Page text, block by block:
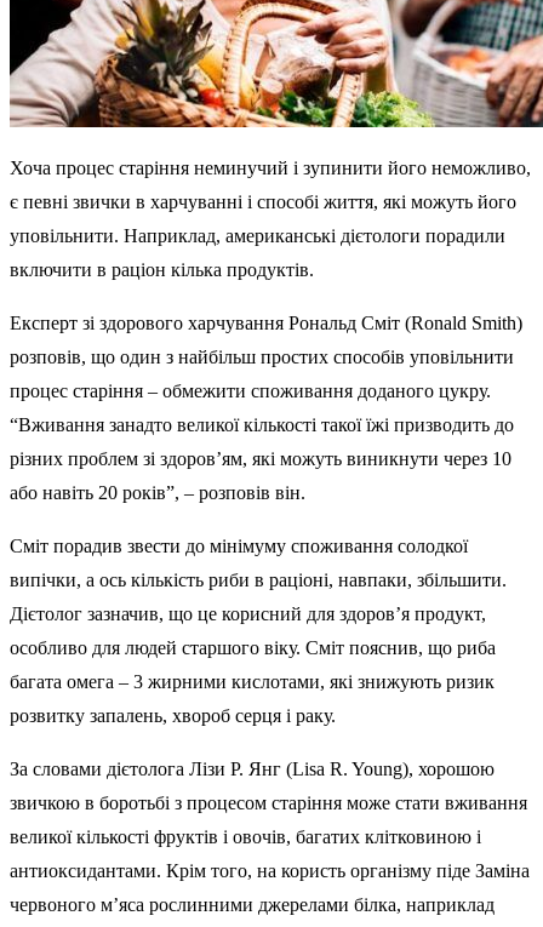
Хоча процес старіння неминучий і зупинити його неможливо,
є певні звички в харчуванні і способі життя, які можуть його
уповільнити. Наприклад, американські дієтологи порадили
включити в раціон кілька продуктів.
Експерт зі здорового харчування Рональд Сміт (Ronald Smith)
розповів, що один з найбільш простих способів уповільнити
процес старіння – обмежити споживання доданого цукру.
“Вживання занадто великої кількості такої їжі призводить до
різних проблем зі здоров’ям, які можуть виникнути через 10
або навіть 20 років”, – розповів він.
Сміт порадив звести до мінімуму споживання солодкої
випічки, а ось кількість риби в раціоні, навпаки, збільшити.
Дієтолог зазначив, що це корисний для здоров’я продукт,
особливо для людей старшого віку. Сміт пояснив, що риба
багата омега – 3 жирними кислотами, які знижують ризик
розвитку запалень, хвороб серця і раку.
За словами дієтолога Лізи Р. Янг (Lisa R. Young), хорошою
звичкою в боротьбі з процесом старіння може стати вживання
великої кількості фруктів і овочів, багатих клітковиною і
антиоксидантами. Крім того, на користь організму піде Заміна
червоного м’яса рослинними джерелами білка, наприклад